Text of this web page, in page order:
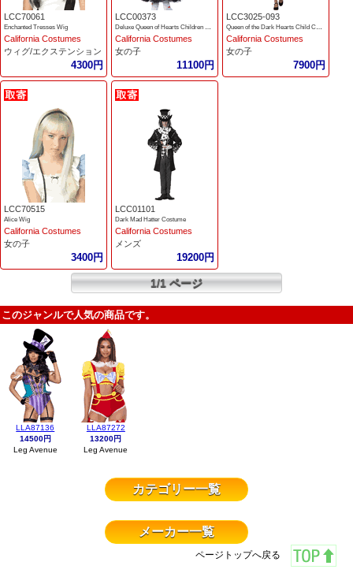
LCC70061
Enchanted Tresses Wig
California Costumes
ウィグ/エクステンション
4300円
LCC00373
Deluxe Queen of Hearts Children Costume
California Costumes
女の子
11100円
LCC3025-093
Queen of the Dark Hearts Child Costume
California Costumes
女の子
7900円
LCC70515
Alice Wig
California Costumes
女の子
3400円
LCC01101
Dark Mad Hatter Costume
California Costumes
メンズ
19200円
1/1 ページ
このジャンルで人気の商品です。
LLA87136
14500円
Leg Avenue
LLA87272
13200円
Leg Avenue
カテゴリー一覧
メーカー一覧
ページトップへ戻る